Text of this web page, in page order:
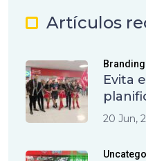
Artículos
Branding
Evita
20 Jun,